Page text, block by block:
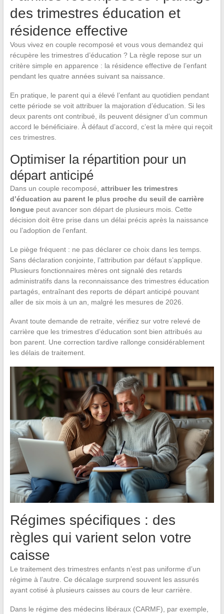
des trimestres éducation et
résidence effective
Vous vivez en couple recomposé et vous vous demandez qui
récupère les trimestres d’éducation ? La règle repose sur un
critère simple en apparence : la résidence effective de l’enfant
pendant les quatre années suivant sa naissance.
En pratique, le parent qui a élevé l’enfant au quotidien pendant
cette période se voit attribuer la majoration d’éducation. Si les
deux parents ont contribué, ils peuvent désigner d’un commun
accord le bénéficiaire. À défaut d’accord, c’est la mère qui reçoit
ces trimestres.
Optimiser la répartition pour un
départ anticipé
Dans un couple recomposé, attribuer les trimestres
d’éducation au parent le plus proche du seuil de carrière
longuepeut avancer son départ de plusieurs mois. Cette
décision doit être prise dans un délai précis après la naissance
ou l’adoption de l’enfant.
Le piège fréquent : ne pas déclarer ce choix dans les temps.
Sans déclaration conjointe, l’attribution par défaut s’applique.
Plusieurs fonctionnaires mères ont signalé des retards
administratifs dans la reconnaissance des trimestres éducation
partagés, entraînant des reports de départ anticipé pouvant
aller de six mois à un an, malgré les mesures de 2026.
Avant toute demande de retraite, vérifiez sur votre relevé de
carrière que les trimestres d’éducation sont bien attribués au
bon parent. Une correction tardive rallonge considérablement
les délais de traitement.
Régimes spécifiques : des
règles qui varient selon votre
caisse
Le traitement des trimestres enfants n’est pas uniforme d’un
régime à l’autre. Ce décalage surprend souvent les assurés
ayant cotisé à plusieurs caisses au cours de leur carrière.
Dans le régime des médecins libéraux (CARMF), par exemple,